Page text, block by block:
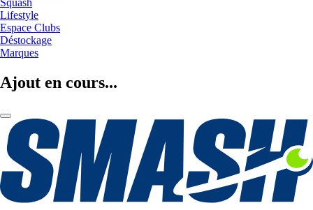
Squash
Lifestyle
Espace Clubs
Déstockage
Marques
Ajout en cours...